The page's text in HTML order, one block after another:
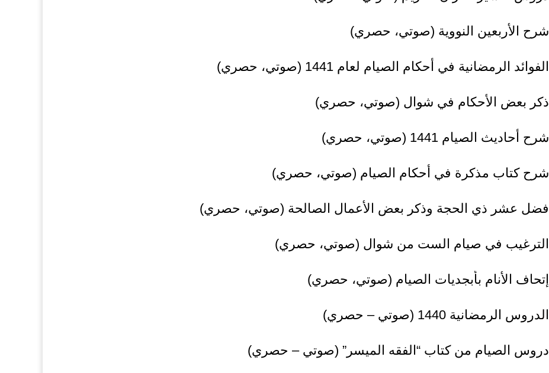
شرح الأربعين النووية (صوتي، حصري)
الفوائد الرمضانية في أحكام الصيام لعام 1441 (صوتي، حصري)
ذكر بعض الأحكام في شوال (صوتي، حصري)
شرح أحاديث الصيام 1441 (صوتي، حصري)
شرح كتاب مذكرة في أحكام الصيام (صوتي، حصري)
فضل عشر ذي الحجة وذكر بعض الأعمال الصالحة (صوتي، حصري)
الترغيب في صيام الست من شوال (صوتي، حصري)
إتحاف الأنام بأبجديات الصيام (صوتي، حصري)
الدروس الرمضانية 1440 (صوتي – حصري)
دروس الصيام من كتاب “الفقه الميسر” (صوتي – حصري)